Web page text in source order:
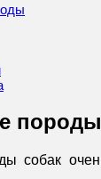
породы
собак